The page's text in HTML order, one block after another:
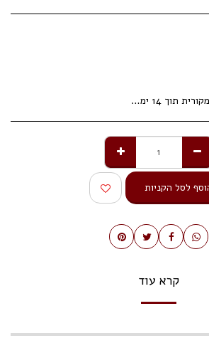
תוך 14 ימי עסקים.
לסל הקניות
קרא עוד